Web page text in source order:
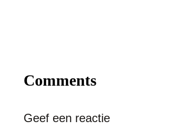
Comments
Geef een reactie